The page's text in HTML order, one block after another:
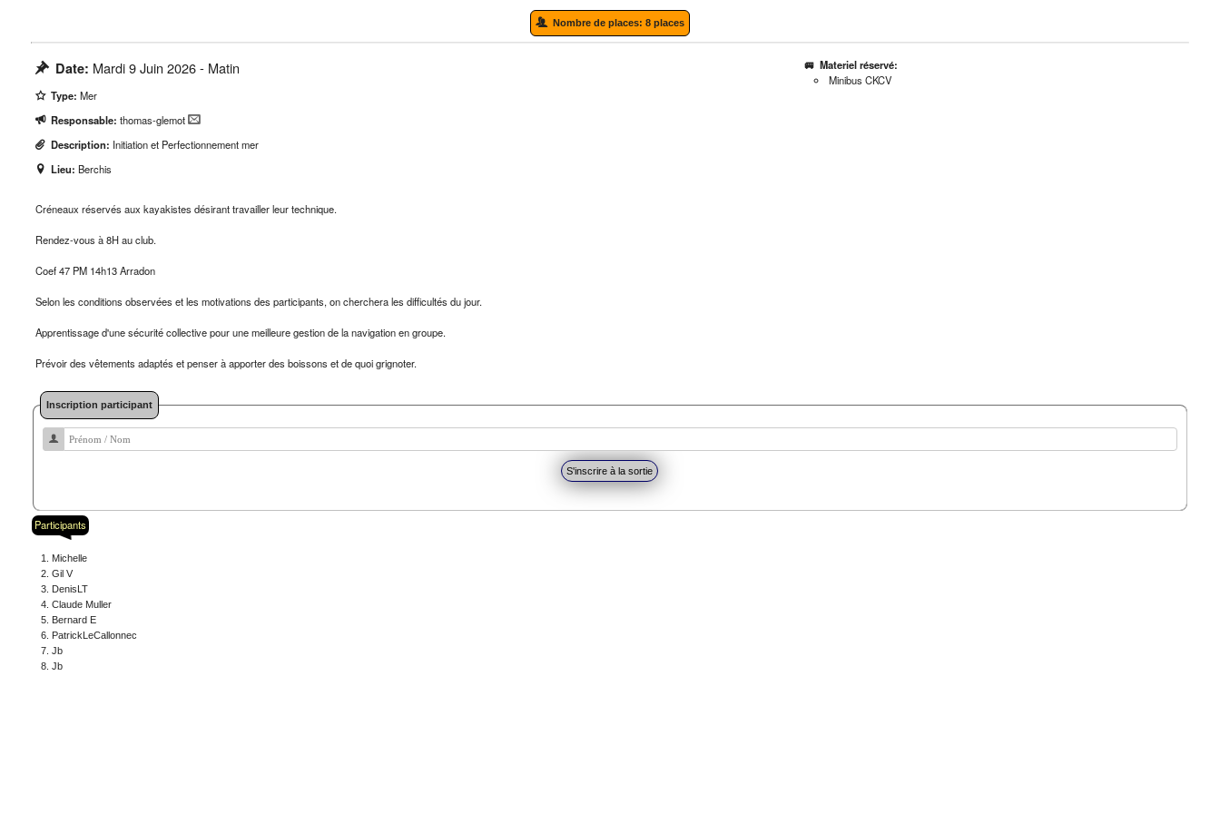
Nombre de places: 8 places
Date: Mardi 9 Juin 2026 - Matin
Type: Mer
Responsable: thomas-glemot
Description: Initiation et Perfectionnement mer
Lieu: Berchis
Materiel réservé:
Minibus CKCV
Créneaux réservés aux kayakistes désirant travailler leur technique.
Rendez-vous à 8H au club.
Coef 47 PM 14h13 Arradon
Selon les conditions observées et les motivations des participants, on cherchera les difficultés du jour.
Apprentissage d'une sécurité collective pour une meilleure gestion de la navigation en groupe.
Prévoir des vêtements adaptés et penser à apporter des boissons et de quoi grignoter.
Inscription participant
Participants
Michelle
Gil V
DenisLT
Claude Muller
Bernard E
PatrickLeCallonnec
Jb
Jb